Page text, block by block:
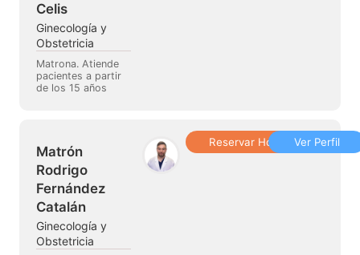
Celis
Ginecología y
Obstetricia
Matrona. Atiende
pacientes a partir
de los 15 años
Matrón
Rodrigo
Fernández
Catalán
Ginecología y
Obstetricia
Reservar Hora Ver Perfil